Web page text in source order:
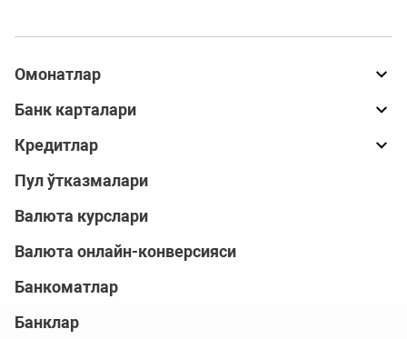
Омонатлар
Банк карталари
Кредитлар
Пул ўтказмалари
Валюта курслари
Валюта онлайн-конверсияси
Банкоматлар
Банклар